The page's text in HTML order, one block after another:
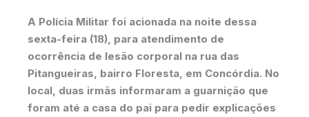
A Polícia Militar foi acionada na noite dessa
sexta-feira (18), para atendimento de
ocorrência de lesão corporal na rua das
Pitangueiras, bairro Floresta, em Concórdia. No
local, duas irmãs informaram a guarnição que
foram até a casa do pai para pedir explicações